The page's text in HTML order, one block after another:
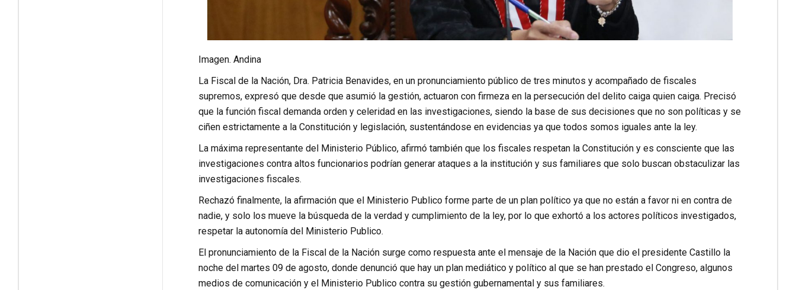
Imagen. Andina
La Fiscal de la Nación, Dra. Patricia Benavides, en un pronunciamiento público de tres minutos y acompañado de fiscales
supremos, expresó que desde que asumió la gestión, actuaron con firmeza en la persecución del delito caiga quien caiga. Precisó
que la función fiscal demanda orden y celeridad en las investigaciones, siendo la base de sus decisiones que no son políticas y se
ciñen estrictamente a la Constitución y legislación, sustentándose en evidencias ya que todos somos iguales ante la ley.
La máxima representante del Ministerio Público, afirmó también que los fiscales respetan la Constitución y es consciente que las
investigaciones contra altos funcionarios podrían generar ataques a la institución y sus familiares que solo buscan obstaculizar las
investigaciones fiscales.
Rechazó finalmente, la afirmación que el Ministerio Publico forme parte de un plan político ya que no están a favor ni en contra de
nadie, y solo los mueve la búsqueda de la verdad y cumplimiento de la ley, por lo que exhortó a los actores políticos investigados,
respetar la autonomía del Ministerio Publico.
El pronunciamiento de la Fiscal de la Nación surge como respuesta ante el mensaje de la Nación que dio el presidente Castillo la
noche del martes 09 de agosto, donde denunció que hay un plan mediático y político al que se han prestado el Congreso, algunos
medios de comunicación y el Ministerio Publico contra su gestión gubernamental y sus familiares.